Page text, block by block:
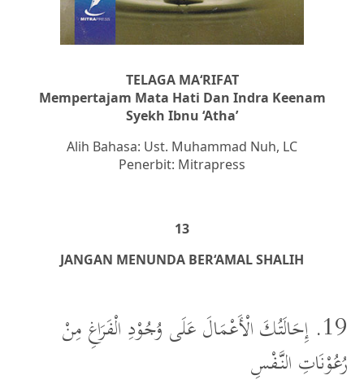
TELAGA MA‘RIFAT
Mempertajam Mata Hati Dan Indra Keenam
Syekh Ibnu ‘Atha’
Alih Bahasa: Ust. Muhammad Nuh, LC
Penerbit: Mitrapress
13
JANGAN MENUNDA BER‘AMAL SHALIH
19. إِحَالَتُكَ الْأَعْمَالَ عَلَى وُجُوْدِ الْفَرَاغِ مِنْ
رُعُوْنَاتِ النَّفْسِ